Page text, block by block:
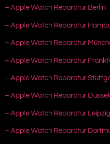
– Apple Watch Reparatur Berlin
– Apple Watch Reparatur
– Apple Watch Reparatur
– Apple Watch Reparatur
– Apple Watch Reparatur
– Apple Watch Reparatur
– Apple Watch Reparatur Leipzig
– Apple Watch Reparatur